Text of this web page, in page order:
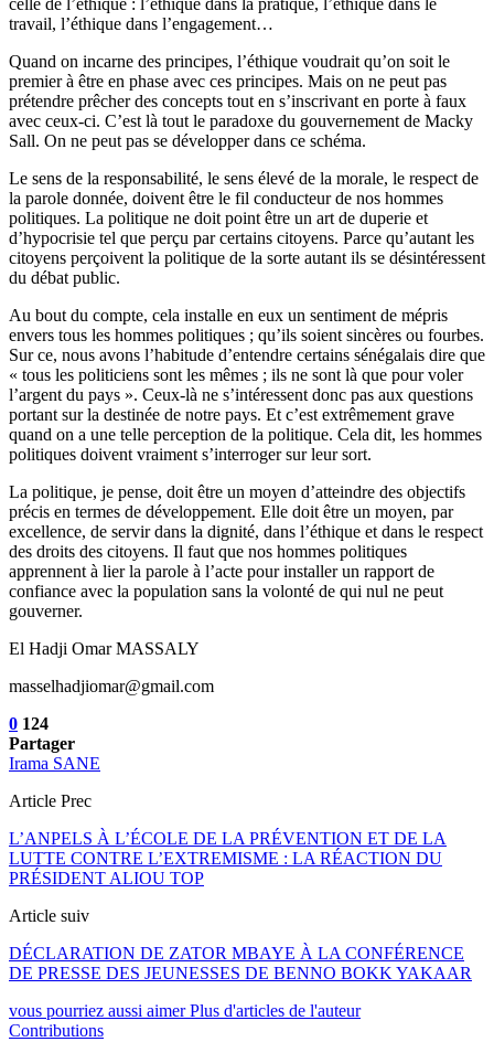
travail, l’éthique dans l’engagement…
Quand on incarne des principes, l’éthique voudrait qu’on soit le
premier à être en phase avec ces principes. Mais on ne peut pas
prétendre prêcher des concepts tout en s’inscrivant en porte à faux
avec ceux-ci. C’est là tout le paradoxe du gouvernement de Macky
Sall. On ne peut pas se développer dans ce schéma.
Le sens de la responsabilité, le sens élevé de la morale, le respect de
la parole donnée, doivent être le fil conducteur de nos hommes
politiques. La politique ne doit point être un art de duperie et
d’hypocrisie tel que perçu par certains citoyens. Parce qu’autant les
citoyens perçoivent la politique de la sorte autant ils se désintéressent
du débat public.
Au bout du compte, cela installe en eux un sentiment de mépris
envers tous les hommes politiques ; qu’ils soient sincères ou fourbes.
Sur ce, nous avons l’habitude d’entendre certains sénégalais dire que
« tous les politiciens sont les mêmes ; ils ne sont là que pour voler
l’argent du pays ». Ceux-là ne s’intéressent donc pas aux questions
portant sur la destinée de notre pays. Et c’est extrêmement grave
quand on a une telle perception de la politique. Cela dit, les hommes
politiques doivent vraiment s’interroger sur leur sort.
La politique, je pense, doit être un moyen d’atteindre des objectifs
précis en termes de développement. Elle doit être un moyen, par
excellence, de servir dans la dignité, dans l’éthique et dans le respect
des droits des citoyens. Il faut que nos hommes politiques
apprennent à lier la parole à l’acte pour installer un rapport de
confiance avec la population sans la volonté de qui nul ne peut
gouverner.
El Hadji Omar MASSALY
masselhadjiomar@gmail.com
0 124
Partager
Irama SANE
Article Prec
L’ANPELS À L’ÉCOLE DE LA PRÉVENTION ET DE LA
LUTTE CONTRE L’EXTREMISME : LA RÉACTION DU
PRÉSIDENT ALIOU TOP
Article suiv
DÉCLARATION DE ZATOR MBAYE À LA CONFÉRENCE
DE PRESSE DES JEUNESSES DE BENNO BOKK YAKAAR
vous pourriez aussi aimer Plus d'articles de l'auteur
Contributions